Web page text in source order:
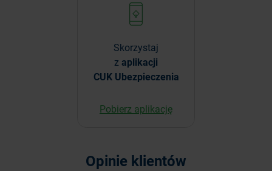
Skorzystaj
z aplikacji
CUK Ubezpieczenia
Pobierz aplikację
Opinie klientów